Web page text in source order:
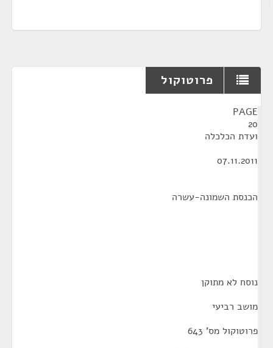
פרוטוקול
PAGE
20
ועדת הכלכלה
07.11.2011
הכנסת השמונה-עשרה
נוסח לא מתוקן
מושב רביעי
פרוטוקול מס' 643